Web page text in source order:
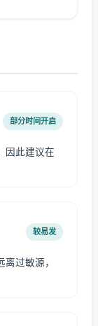
部分时间开启
因此建议在
较易发
过敏源，